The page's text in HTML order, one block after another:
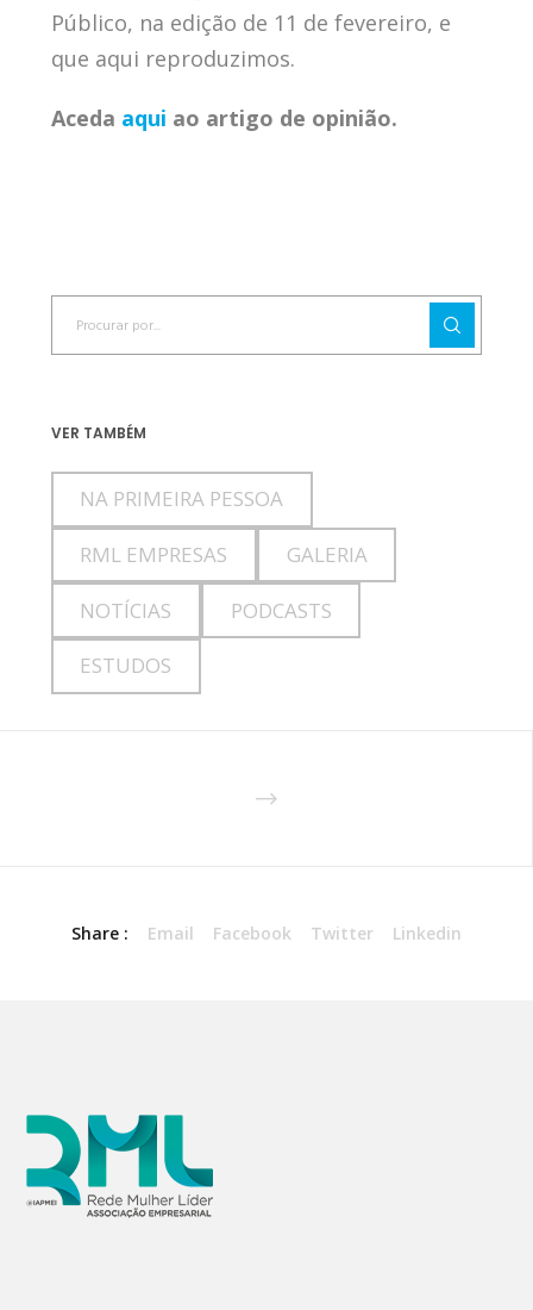
Público, na edição de 11 de fevereiro, e
que aqui reproduzimos.
Aceda aqui ao artigo de opinião.
VER TAMBÉM
NA PRIMEIRA PESSOA
RML EMPRESAS GALERIA
NOTÍCIAS PODCASTS
ESTUDOS
Share : Email Facebook Twitter Linkedin